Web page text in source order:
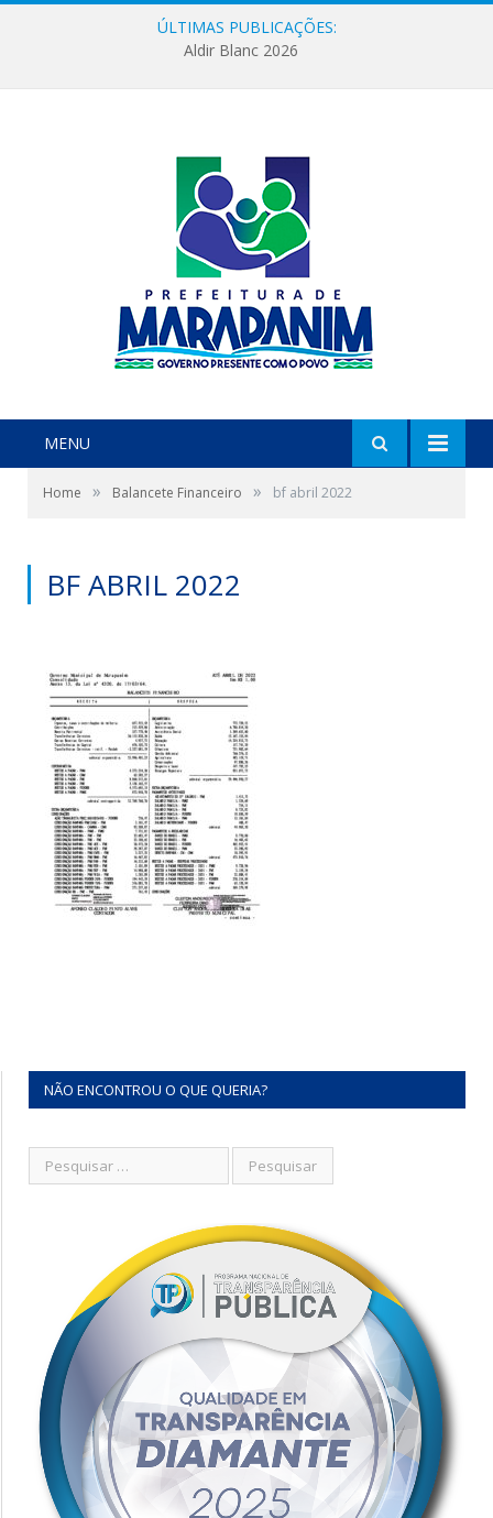
ÚLTIMAS PUBLICAÇÕES:
Aldir Blanc 2026
MENU
Home » Balancete Financeiro » bf abril 2022
BF ABRIL 2022
NÃO ENCONTROU O QUE QUERIA?